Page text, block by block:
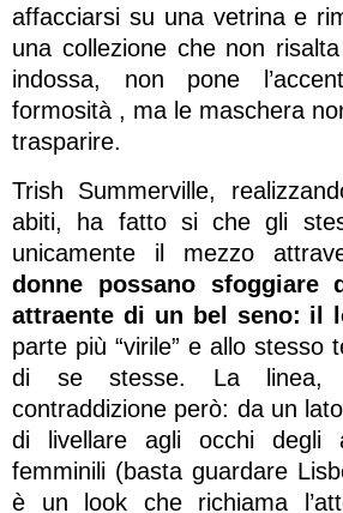
affacciarsi su una vetrina e
una collezione che non
indossa, non pone
formosità , ma le maschera
trasparire.
Trish Summerville,
abiti, ha fatto si che gli
unicamente il mezzo
donne possano sfoggiare
attraente di un bel seno: il
parte più “virile” e allo stesso
di se stesse. La linea,
contraddizione però: da un
di livellare agli occhi degli
femminili (basta guardare
è un look che richiama